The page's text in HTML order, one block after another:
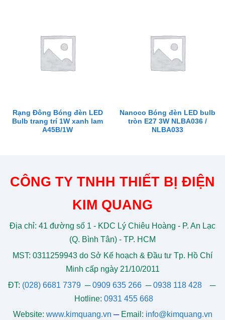
Rạng Đông Bóng đèn LED
Bulb trang trí 1W xanh lam
A45B/1W
Nanoco Bóng đèn LED bulb
tròn E27 3W NLBA036 /
NLBA033
CÔNG TY TNHH THIẾT BỊ ĐIỆN
KIM QUANG
Địa chỉ: 41 đường số 1 - KDC Lý Chiêu Hoàng - P. An Lạc
(Q. Bình Tân) - TP. HCM
MST: 0311259943 do Sở Kế hoạch & Đầu tư Tp. Hồ Chí
Minh cấp ngày 21/10/2011
ĐT: (028) 6681 7379 ─0909 635 266─0938 118 428─
Hotline: 0931 455 668
Website: www.kimquang.vn ─ Email: info@kimquang.vn